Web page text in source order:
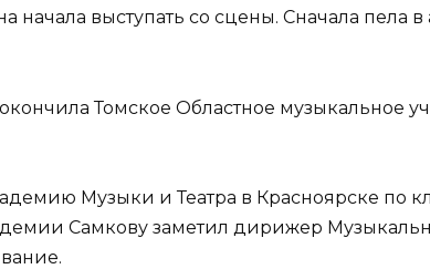
выступать со сцены. Сначала пела в
Томское Областное музыкальное
Музыки и Театра в Красноярске по
Самкову заметил дирижер